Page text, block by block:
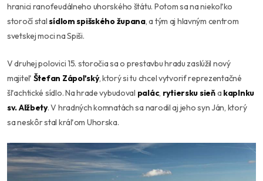
hranici ranofeudálneho uhorského štátu. Potom sa na niekoľko
storočí stalsídlom spišského župana, a tým aj hlavným centrom
svetskej moci na Spiši.
V druhej polovici 15. storočia sa o prestavbu hradu zaslúžil nový
majiteľ Štefan Zápoľský, ktorý si tu chcel vytvoriť reprezentačné
šľachtické sídlo. Na hrade vybudoval palác, rytiersku sieňa kaplnku
sv. Alžbety. V hradných komnatách sa narodil aj jeho syn Ján, ktorý
sa neskôr stal kráľom Uhorska.